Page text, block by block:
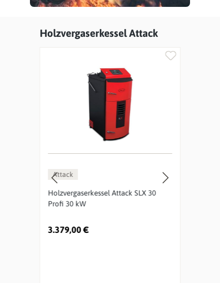
Produktgalerie überspringen
Holzvergaserkessel Attack
Attack
Holzvergaserkessel Attack SLX 30
Profi 30 kW
3.379,00 €